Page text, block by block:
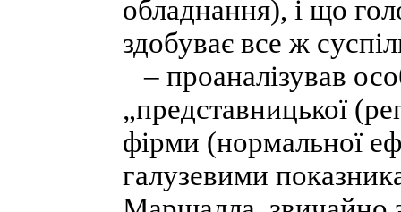
обладнання), і що
здобуває все ж
– проаналізував
„представницької
фірми (нормальної
галузевими